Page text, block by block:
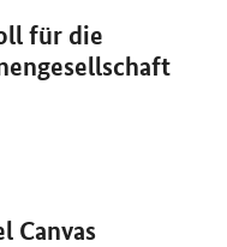
für die
Canvas